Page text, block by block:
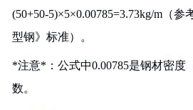
(50+50-5)×5×0.00785=3.73kg/m（参
型钢》标准）。
*注意*：公式中0.00785是钢材密度
数。